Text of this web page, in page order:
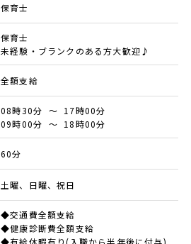
保育士
保育士
未経験・ブランクのある方大歓迎♪
全額支給
08時30分 ～ 17時00分
09時00分 ～ 18時00分
60分
土曜、日曜、祝日
◆交通費全額支給
◆健康診断費全額支給